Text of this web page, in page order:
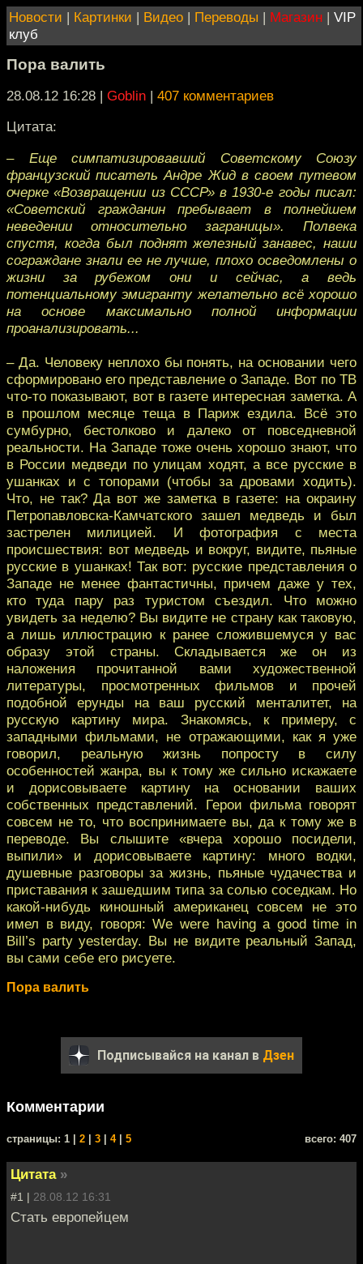
Новости | Картинки | Видео | Переводы | Магазин | VIP
клуб
Пора валить
28.08.12 16:28 | Goblin | 407 комментариев
Цитата:
– Еще симпатизировавший Советскому Союзу
французский писатель Андре Жид в своем путевом
очерке «Возвращении из СССР» в 1930-е годы писал:
«Советский гражданин пребывает в полнейшем
неведении относительно заграницы». Полвека
спустя, когда был поднят железный занавес, наши
сограждане знали ее не лучше, плохо осведомлены о
жизни за рубежом они и сейчас, а ведь
потенциальному эмигранту желательно всё хорошо
на основе максимально полной информации
проанализировать...
– Да. Человеку неплохо бы понять, на основании чего
сформировано его представление о Западе. Вот по ТВ
что-то показывают, вот в газете интересная заметка. А
в прошлом месяце теща в Париж ездила. Всё это
сумбурно, бестолково и далеко от повседневной
реальности. На Западе тоже очень хорошо знают, что
в России медведи по улицам ходят, а все русские в
ушанках и с топорами (чтобы за дровами ходить).
Что, не так? Да вот же заметка в газете: на окраину
Петропавловска-Камчатского зашел медведь и был
застрелен милицией. И фотография с места
происшествия: вот медведь и вокруг, видите, пьяные
русские в ушанках! Так вот: русские представления о
Западе не менее фантастичны, причем даже у тех,
кто туда пару раз туристом съездил. Что можно
увидеть за неделю? Вы видите не страну как таковую,
а лишь иллюстрацию к ранее сложившемуся у вас
образу этой страны. Складывается же он из
наложения прочитанной вами художественной
литературы, просмотренных фильмов и прочей
подобной ерунды на ваш русский менталитет, на
русскую картину мира. Знакомясь, к примеру, с
западными фильмами, не отражающими, как я уже
говорил, реальную жизнь попросту в силу
особенностей жанра, вы к тому же сильно искажаете
и дорисовываете картину на основании ваших
собственных представлений. Герои фильма говорят
совсем не то, что воспринимаете вы, да к тому же в
переводе. Вы слышите «вчера хорошо посидели,
выпили» и дорисовываете картину: много водки,
душевные разговоры за жизнь, пьяные чудачества и
приставания к зашедшим типа за солью соседкам. Но
какой-нибудь киношный американец совсем не это
имел в виду, говоря: We were having a good time in
Bill’s party yesterday. Вы не видите реальный Запад,
вы сами себе его рисуете.
Пора валить
Подписывайся на канал в Дзен
Комментарии
cтраницы: 1 | 2 3 4| 5 всего: 407
Цитата »
#1 | 28.08.12 16:31
Стать европейцем